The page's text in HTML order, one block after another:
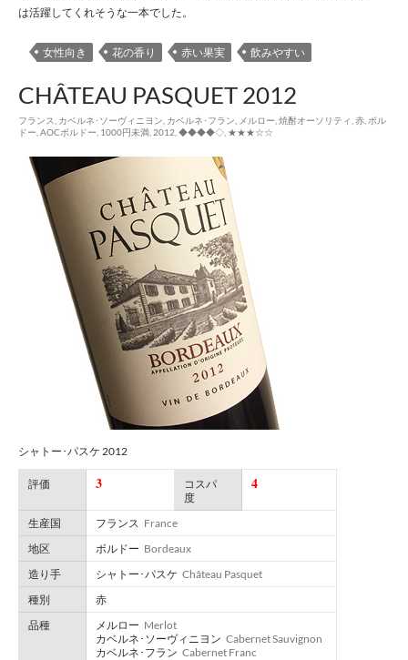
は活躍してくれそうな一本でした。
女性向き 花の香り 赤い果実 飲みやすい
CHÂTEAU PASQUET 2012
フランス カベルネ･ソーヴィニヨン カベルネ･フラン メルロー 焼酎オーソリティ 赤 ボル
ドー AOCボルドー 1000円未満 2012 ◆◆◆◆◇ ★★★☆☆
シャトー･パスケ 2012
評価 3
コスパ
度
4
生産国 フランス France
地区
ボルドー Bordeaux
造り手
シャトー･パスケ Château Pasquet
種別
赤
品種
メルロー Merlot
カベルネ･ソーヴィニヨン Cabernet Sauvignon
カベルネ･フラン Cabernet Franc